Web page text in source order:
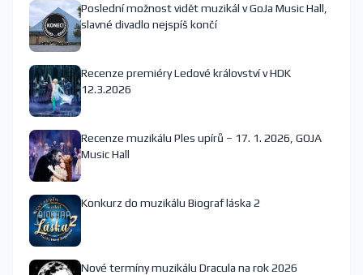
Poslední možnost vidět muzikál v GoJa Music Hall,
slavné divadlo nejspíš končí
Recenze premiéry Ledové království v HDK
12.3.2026
Recenze muzikálu Ples upírů – 17. 1. 2026, GOJA
Music Hall
Konkurz do muzikálu Biograf láska 2
Nové termíny muzikálu Dracula na rok 2026